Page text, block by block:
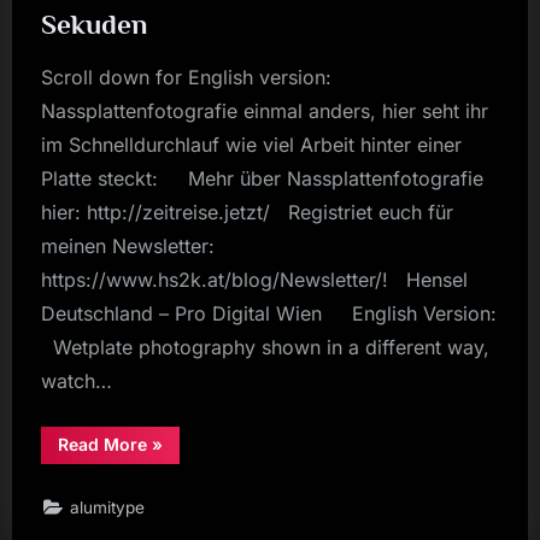
Sekuden
Scroll down for English version:
Nassplattenfotografie einmal anders, hier seht ihr
im Schnelldurchlauf wie viel Arbeit hinter einer
Platte steckt: Mehr über Nassplattenfotografie
hier: http://zeitreise.jetzt/ Registriet euch für
meinen Newsletter:
https://www.hs2k.at/blog/Newsletter/! Hensel
Deutschland – Pro Digital Wien English Version:
Wetplate photography shown in a different way,
watch…
Read More“Zwei
Stunden
»
alumitype